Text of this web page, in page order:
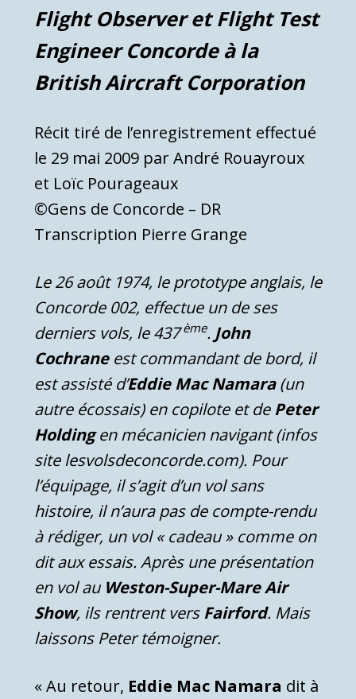
Flight Observer et Flight Test
Engineer Concorde à la
British Aircraft Corporation
Récit tiré de l’enregistrement effectué
le 29 mai 2009 par André Rouayroux
et Loïc Pourageaux
©Gens de Concorde – DR
Transcription Pierre Grange
Le 26 août 1974, le prototype anglais, le
Concorde 002, effectue un de ses
derniers vols, le 437 ème. John
Cochraneest commandant de bord, il
est assisté d’Eddie Mac Namara(un
autre écossais) en copilote et de Peter
Holdingen mécanicien navigant (infos
site lesvolsdeconcorde.com). Pour
l’équipage, il s’agit d’un vol sans
histoire, il n’aura pas de compte-rendu
à rédiger, un vol « cadeau » comme on
dit aux essais. Après une présentation
en vol au Weston-Super-Mare Air
Show, ils rentrent vers Fairford. Mais
laissons Peter témoigner.
« Au retour, Eddie Mac Namara dit à